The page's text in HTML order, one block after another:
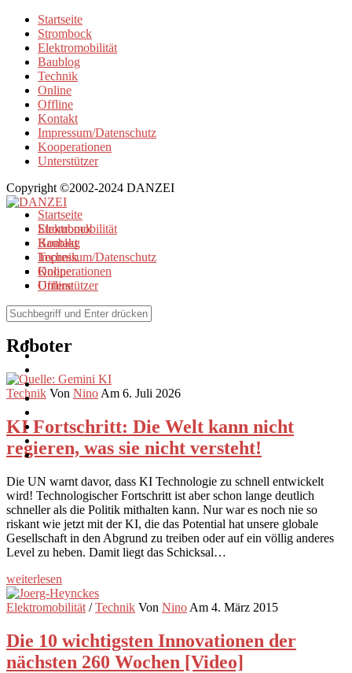
Startseite
Strombock
Elektromobilität
Baublog
Technik
Online
Offline
Kontakt
Impressum/Datenschutz
Kooperationen
Unterstützer
Copyright ©2002-2024 DANZEI
Startseite
Strombock
Kontakt
Impressum/Datenschutz
Kooperationen
Unterstützer
Elektromobilität
Baublog
Technik
Online
Offline
Browse Tag
Roboter
Technik Von Nino Am 6. Juli 2026
KI Fortschritt: Die Welt kann nicht
regieren, was sie nicht versteht!
Die UN warnt davor, dass KI Technologie zu schnell entwickelt
wird! Technologischer Fortschritt ist aber schon lange deutlich
schneller als die Politik mithalten kann. Nur war es noch nie so
riskant wie jetzt mit der KI, die das Potential hat unsere globale
Gesellschaft in den Abgrund zu treiben oder auf ein völlig anderes
Level zu heben. Damit liegt das Schicksal…
weiterlesen
Elektromobilität /Technik Von Nino Am 4. März 2015
Die 10 wichtigsten Innovationen der
nächsten 260 Wochen [Video]